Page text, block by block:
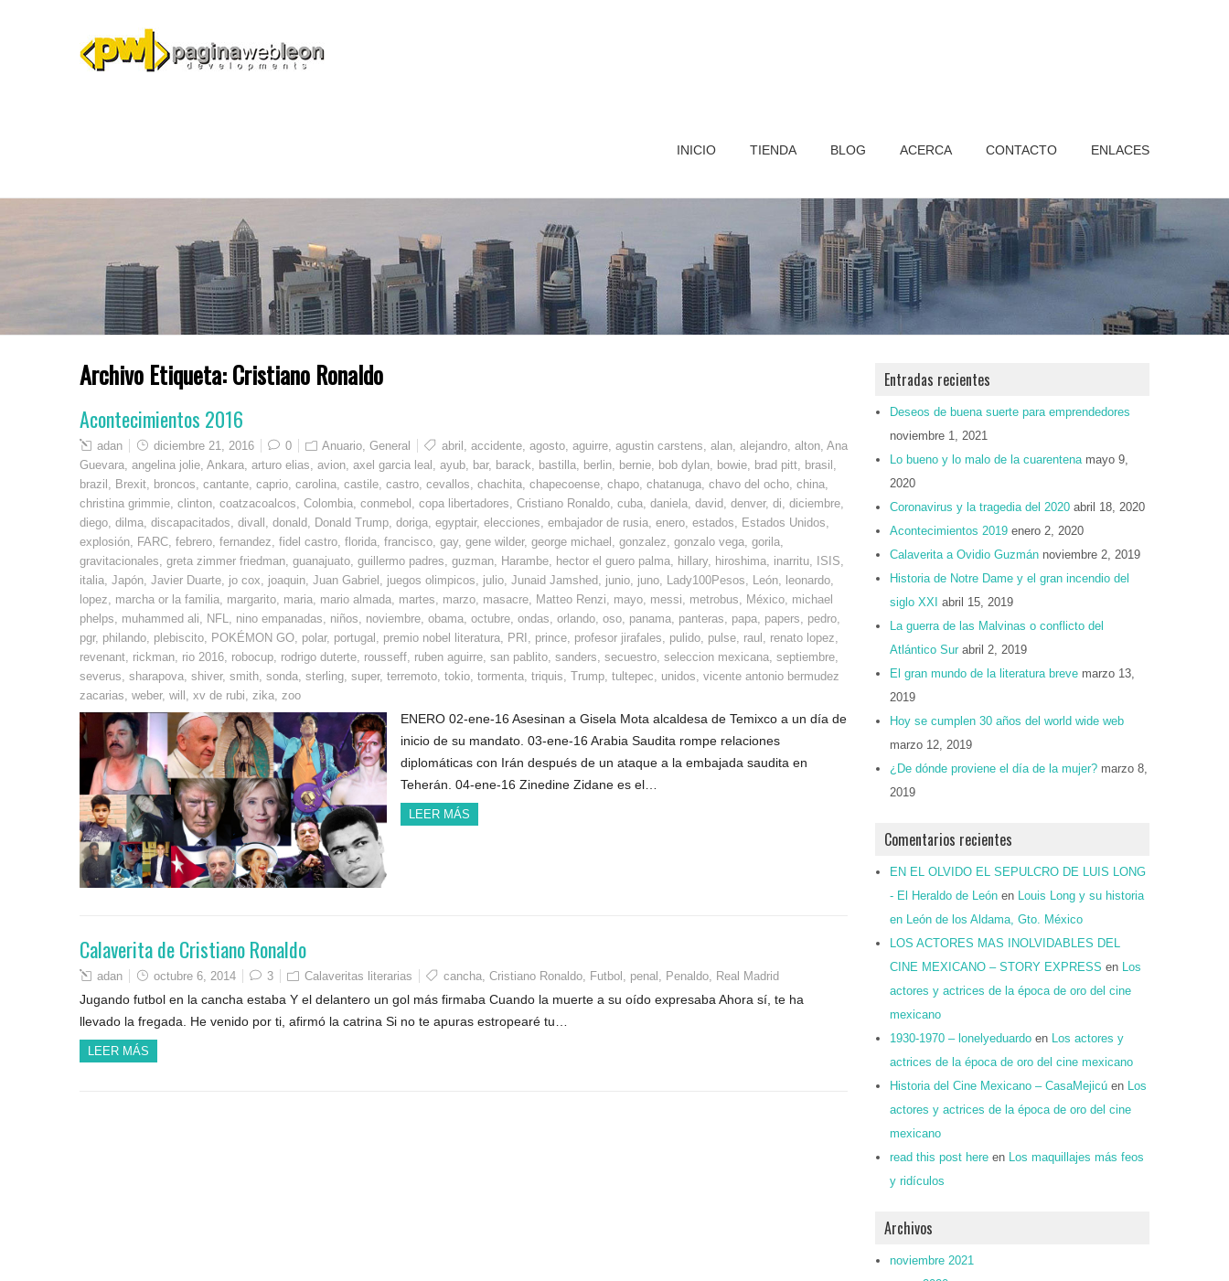
INICIO TIENDA BLOG ACERCA CONTACTO ENLACES
Archivo Etiqueta:Cristiano Ronaldo
Acontecimientos 2016
adan diciembre 21, 2016 0 Anuario, General abril , accidente, agosto, aguirre, agustin carstens, alan, alejandro, alton, Ana
Guevara, angelina jolie, Ankara, arturo elias, avion, axel garcia leal , ayub, bar, barack, bastilla, berlin, bernie, bob dylan, bowie, brad pitt, brasil ,
brazil , Brexit, broncos, cantante, caprio, carolina, castile, castro, cevallos, chachita, chapecoense, chapo, chatanuga, chavo del ocho, china,
christina grimmie, clinton, coatzacoalcos, Colombia, conmebol , copa libertadores, Cristiano Ronaldo, cuba, daniela, david, denver, di, diciembre,
diego, dilma, discapacitados, divall , donald, Donald Trump, doriga, egyptair, elecciones, embajador de rusia, enero, estados, Estados Unidos,
explosión, FARC, febrero, fernandez, fidel castro, florida, francisco, gay, gene wilder, george michael , gonzalez, gonzalo vega, gorila,
gravitacionales, greta zimmer friedman, guanajuato, guillermo padres, guzman, Harambe, hector el guero palma, hillary, hiroshima, inarritu, ISIS,
italia, Japón, Javier Duarte, jo cox, joaquin, Juan Gabriel , juegos olimpicos, julio, Junaid Jamshed, junio, juno, Lady100Pesos, León, leonardo,
lopez, marcha or la familia, margarito, maria, mario almada, martes, marzo, masacre, Matteo Renzi, mayo, messi, metrobus, México, michael
phelps, muhammed ali, NFL, nino empanadas, niños, noviembre, obama, octubre, ondas, orlando, oso, panama, panteras, papa, papers, pedro,
pgr, philando, plebiscito, POKÉMON GO, polar, portugal , premio nobel literatura, PRI , prince, profesor jirafales, pulido, pulse, raul , renato lopez,
revenant, rickman, rio 2016, robocup, rodrigo duterte, rousseff, ruben aguirre, san pablito, sanders, secuestro, seleccion mexicana, septiembre,
severus, sharapova, shiver, smith, sonda, sterling, super, terremoto, tokio, tormenta, triquis, Trump, tultepec, unidos, vicente antonio bermudez
zacarias, weber, will , xv de rubi, zika, zoo
ENERO 02-ene-16 Asesinan a Gisela Mota alcaldesa de Temixco a un día de
inicio de su mandato. 03-ene-16 Arabia Saudita rompe relaciones
diplomáticas con Irán después de un ataque a la embajada saudita en
Teherán. 04-ene-16 Zinedine Zidane es el…
LEER MÁS
Calaverita de Cristiano Ronaldo
adan octubre 6, 2014 3 Calaveritas literarias cancha Cristiano Ronaldo Futbol penal Penaldo Real Madrid
Jugando futbol en la cancha estaba Y el delantero un gol más firmaba Cuando la muerte a su oído expresaba Ahora sí, te ha
llevado la fregada. He venido por ti, afirmó la catrina Si no te apuras estropearé tu…
LEER MÁS
Entradas recientes
Deseos de buena suerte para emprendedores
noviembre 1, 2021
Lo bueno y lo malo de la cuarentena mayo 9,
2020
Coronavirus y la tragedia del 2020 abril 18, 2020
Acontecimientos 2019 enero 2, 2020
Calaverita a Ovidio Guzmán noviembre 2, 2019
Historia de Notre Dame y el gran incendio del
siglo XXI abril 15, 2019
La guerra de las Malvinas o conflicto del
Atlántico Sur abril 2, 2019
El gran mundo de la literatura breve marzo 13,
2019
Hoy se cumplen 30 años del world wide web
marzo 12, 2019
¿De dónde proviene el día de la mujer? marzo 8,
2019
Comentarios recientes
EN EL OLVIDO EL SEPULCRO DE LUIS LONG
- El Heraldo de León en Louis Long y su historia
en León de los Aldama, Gto. México
LOS ACTORES MAS INOLVIDABLES DEL
CINE MEXICANO – STORY EXPRESS en Los
actores y actrices de la época de oro del cine
mexicano
1930-1970 – lonelyeduardo en Los actores y
actrices de la época de oro del cine mexicano
Historia del Cine Mexicano – CasaMejicú en Los
actores y actrices de la época de oro del cine
mexicano
read this post here en Los maquillajes más feos
y ridículos
Archivos
noviembre 2021